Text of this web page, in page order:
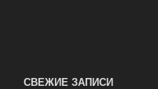
СВЕЖИЕ ЗАПИСИ